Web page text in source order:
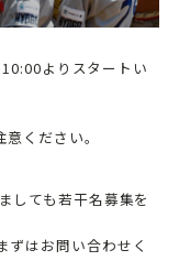
よりスタートい
ください。
しても若干名募集を
ずはお問い合わせく